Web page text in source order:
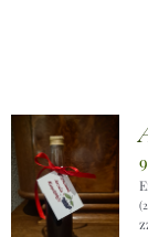
Anfahrt +
(